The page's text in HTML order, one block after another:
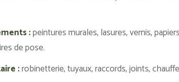
:peintures murales, lasures, vernis,
de pose.
:robinetterie, tuyaux, raccords, joints,